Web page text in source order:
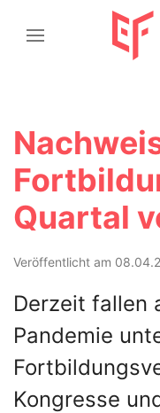
Quartal
Veröffentlicht am
Derzeit fallen
Pandemie
Kongresse